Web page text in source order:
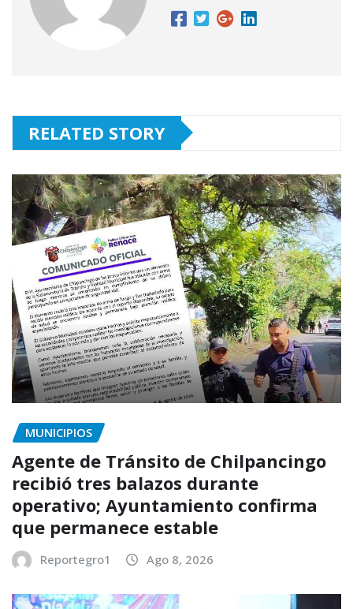
RELATED STORY
MUNICIPIOS
Agente de Tránsito de Chilpancingo
recibió tres balazos durante
operativo; Ayuntamiento confirma
que permanece estable
Reportegro1 Ago 8, 2026